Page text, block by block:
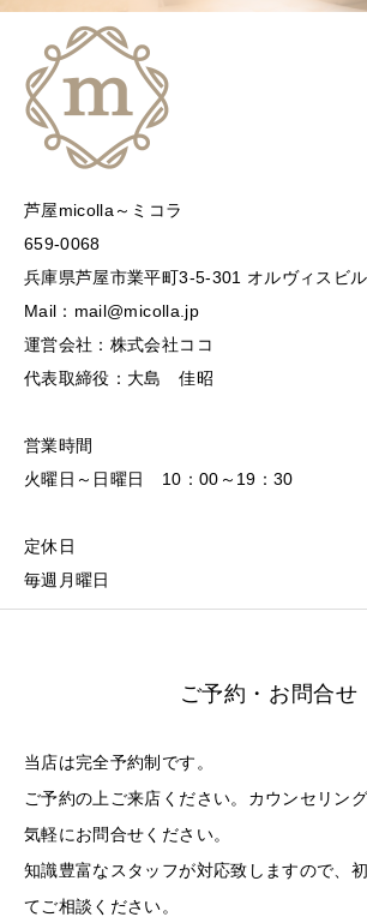
芦屋micolla～ミコラ
659-0068
兵庫県芦屋市業平町3-5-301 オルヴィスビ
Mail：mail@micolla.jp
運営会社：株式会社ココ
代表取締役：大島 佳昭
営業時間
火曜日～日曜日 10：00～19：30
定休日
毎週月曜日
ご予約・お問合せ
当店は完全予約制です。
ご予約の上ご来店ください。カウンセリン
気軽にお問合せください。
知識豊富なスタッフが対応致しますので、
てご相談ください。